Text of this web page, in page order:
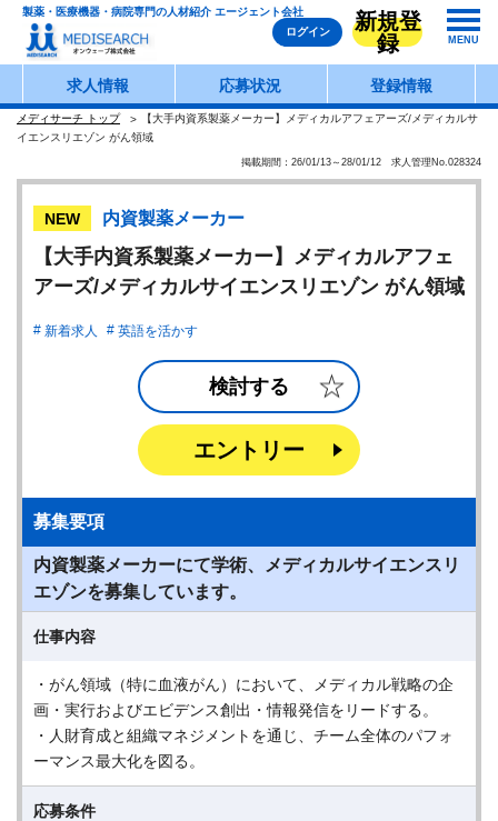
製薬・医療機器・病院専門の人材紹介 エージェント会社
ログイン
新規登
録
MENU
求人情報 応募状況 登録情報
メディサーチ トップ
【大手内資系製薬メーカー】メディカルアフェアーズ/メディカルサ
イエンスリエゾン がん領域
掲載期間：26/01/13～28/01/12 求人管理No.028324
NEW 内資製薬メーカー
【大手内資系製薬メーカー】メディカルアフェ
アーズ/メディカルサイエンスリエゾン がん領域
新着求人 英語を活かす
検討する
エントリー
募集要項
内資製薬メーカーにて学術、メディカルサイエンスリ
エゾンを募集しています。
仕事内容
・がん領域（特に血液がん）において、メディカル戦略の企
画・実行およびエビデンス創出・情報発信をリードする。
・人財育成と組織マネジメントを通じ、チーム全体のパフォ
ーマンス最大化を図る。
応募条件